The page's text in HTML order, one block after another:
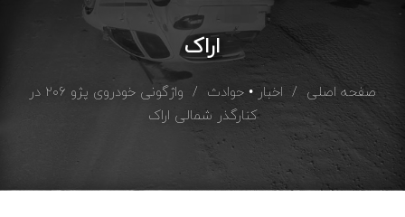
اراک
صفحه اصلی / اخبار • حوادث
/ واژگونی خودروی پژو ۲۰۶ در
کنارگذر شمالی اراک